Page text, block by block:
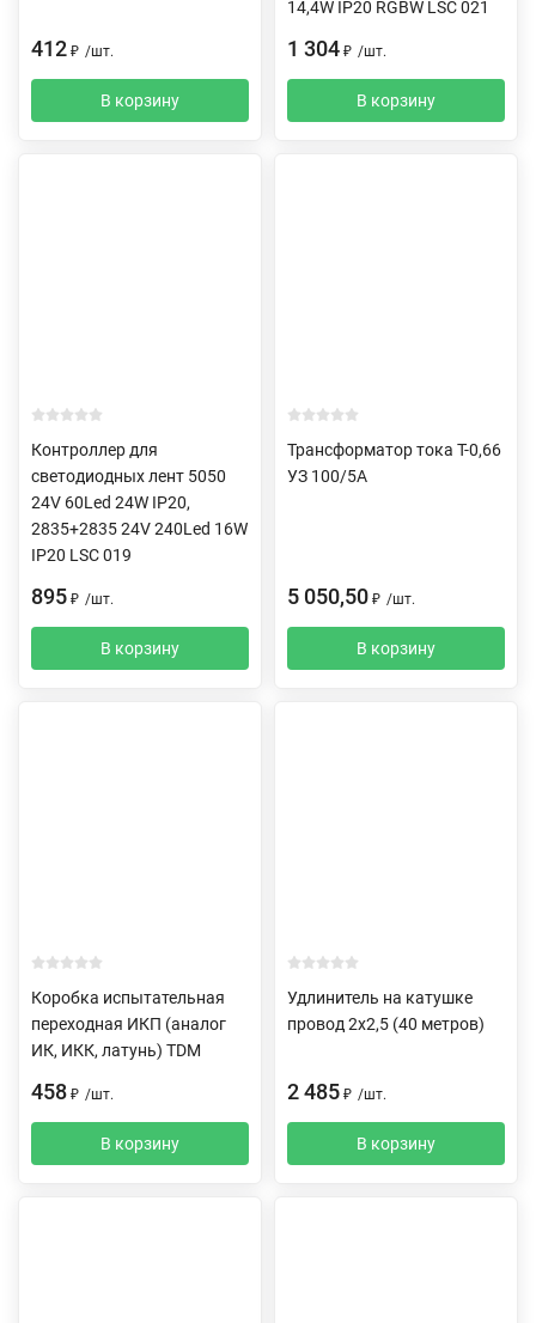
412 ₽ /шт.
В корзину
14,4W IP20 RGBW LSC 021
1 304 ₽ /шт.
В корзину
Контроллер для
светодиодных лент 5050
24V 60Led 24W IP20,
2835+2835 24V 240Led 16W
IP20 LSC 019
895 ₽ /шт.
В корзину
Трансформатор тока Т-0,66
УЗ 100/5А
5 050,50 ₽ /шт.
В корзину
Коробка испытательная
переходная ИКП (аналог
ИК, ИКК, латунь) TDM
458 ₽ /шт.
В корзину
Удлинитель на катушке
провод 2х2,5 (40 метров)
2 485 ₽ /шт.
В корзину